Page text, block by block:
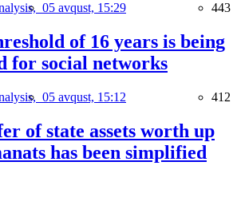
05 avqust, 15:29 443
of 16 years is being
for social networks
05 avqust, 15:12 412
of state assets worth up
has been simplified